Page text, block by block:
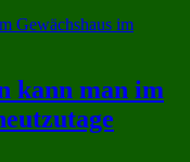
kann man im